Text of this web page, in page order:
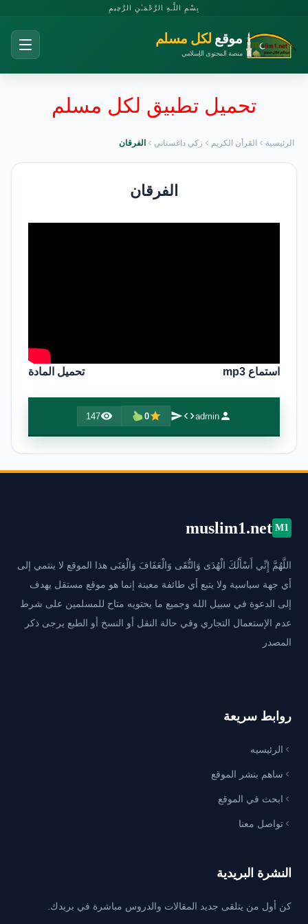
بِسْمِ اللَّـهِ الرَّحْمَـٰنِ الرَّحِيمِ
موقع لكل مسلم
منصة المحتوى الإسلامي
تحميل تطبيق لكل مسلم
الرئيسية القرأن الكريم زكي داغستاني الفرقان
الفرقان
استماع mp3 تحميل المادة
admin
0
147
M1
muslim1.net
اللَّهُمَّ إِنِّي أَسْأَلُكَ الْهُدَى وَالتُّقَى وَالْعَفَافَ وَالْغِنَى هذا الموقع لا ينتمي إلى
أي جهة سياسية ولا يتبع أي طائفة معينة إنما هو موقع مستقل يهدف
إلى الدعوة في سبيل الله وجميع ما يحتويه متاح للمسلمين على شرط
عدم الإستعمال التجاري وفي حالة النقل أو النسخ أو الطبع يرجى ذكر
المصدر
روابط سريعة
الرئيسيه
ساهم بنشر الموقع
ابحث في الموقع
تواصل معنا
النشرة البريدية
كن أول من يتلقى جديد المقالات والدروس مباشرة في بريدك.